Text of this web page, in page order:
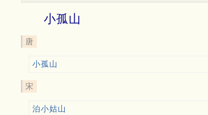
小孤山
唐
小孤山
宋
泊小姑山